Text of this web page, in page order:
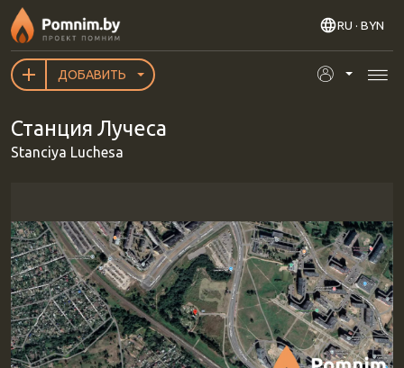
Перейти к основному содержанию
RU · BYN
ДОБАВИТЬ
Станция Лучеса
Stanciya Luchesa